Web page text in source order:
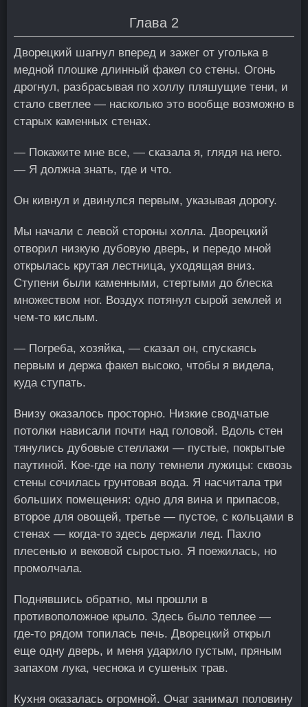
Глава 2
Дворецкий шагнул вперед и зажег от уголька в
медной плошке длинный факел со стены. Огонь
дрогнул, разбрасывая по холлу пляшущие тени, и
стало светлее — насколько это вообще возможно в
старых каменных стенах.
— Покажите мне все, — сказала я, глядя на него.
— Я должна знать, где и что.
Он кивнул и двинулся первым, указывая дорогу.
Мы начали с левой стороны холла. Дворецкий
отворил низкую дубовую дверь, и передо мной
открылась крутая лестница, уходящая вниз.
Ступени были каменными, стертыми до блеска
множеством ног. Воздух потянул сырой землей и
чем-то кислым.
— Погреба, хозяйка, — сказал он, спускаясь
первым и держа факел высоко, чтобы я видела,
куда ступать.
Внизу оказалось просторно. Низкие сводчатые
потолки нависали почти над головой. Вдоль стен
тянулись дубовые стеллажи — пустые, покрытые
паутиной. Кое-где на полу темнели лужицы: сквозь
стены сочилась грунтовая вода. Я насчитала три
больших помещения: одно для вина и припасов,
второе для овощей, третье — пустое, с кольцами в
стенах — когда-то здесь держали лед. Пахло
плесенью и вековой сыростью. Я поежилась, но
промолчала.
Поднявшись обратно, мы прошли в
противоположное крыло. Здесь было теплее —
где-то рядом топилась печь. Дворецкий открыл
еще одну дверь, и меня ударило густым, пряным
запахом лука, чеснока и сушеных трав.
Кухня оказалась огромной. Очаг занимал половину